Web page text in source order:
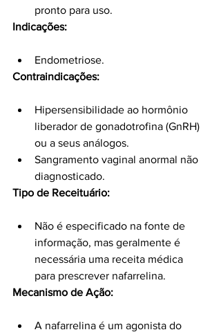
pronto para uso.
Indicações:
Endometriose.
Contraindicações:
Hipersensibilidade ao hormônio
liberador de gonadotrofina (GnRH)
ou a seus análogos.
Sangramento vaginal anormal não
diagnosticado.
Tipo de Receituário:
Não é especificado na fonte de
informação, mas geralmente é
necessária uma receita médica
para prescrever nafarrelina.
Mecanismo de Ação:
A nafarrelina é um agonista do